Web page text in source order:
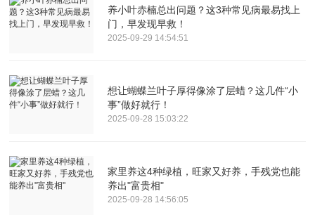
养小叶赤楠总出问题？这3种常见病最易找上
门，早发现早救！
2025-09-29 14:54:51
想让蝴蝶兰叶子厚得像涂了层蜡？这几件“小
事”做好就行！
2025-09-28 15:03:22
家里养这4种绿植，旺家又好养，手残党也能
养出"富贵相"
2025-09-28 14:56:05